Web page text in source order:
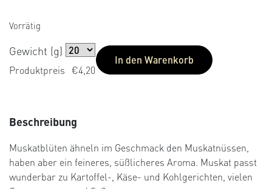
5, basierend
auf
ertung
Vorrätig
Gewicht (g)
Produktpreis €4,20
In den Warenkorb
Beschreibung
Muskatblüten ähneln im Geschmack den Muskatnüssen,
haben aber ein feineres, süßlicheres Aroma. Muskat passt
wunderbar zu Kartoffel-, Käse- und Kohlgerichten, vielen